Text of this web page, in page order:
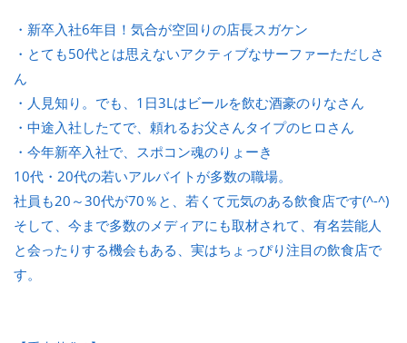
・新卒入社6年目！気合が空回りの店長スガケン
・とても50代とは思えないアクティブなサーファーただしさ
ん
・人見知り。でも、1日3Lはビールを飲む酒豪のりなさん
・中途入社したてで、頼れるお父さんタイプのヒロさん
・今年新卒入社で、スポコン魂のりょーき
10代・20代の若いアルバイトが多数の職場。
社員も20～30代が70％と、若くて元気のある飲食店です(^-^)
そして、今まで多数のメディアにも取材されて、有名芸能人
と会ったりする機会もある、実はちょっぴり注目の飲食店で
す。